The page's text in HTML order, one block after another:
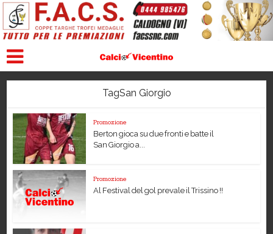
TagSan Giorgio
Promozione
Berton gioca su due fronti e batte il
San Giorgio a...
Promozione
Al Festival del gol prevale il Trissino !!